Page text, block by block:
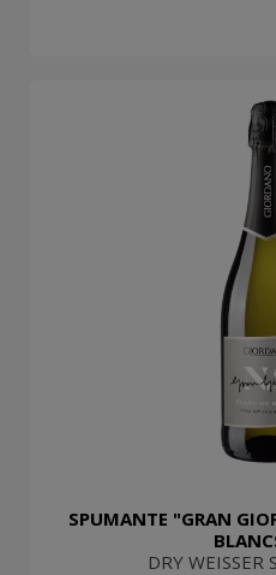
SPUMANTE "GRAN
DRY WEISSER